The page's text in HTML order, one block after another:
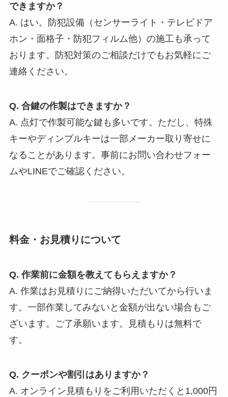
できますか？
A. はい。防犯設備（センサーライト・テレビドア
ホン・面格子・防犯フィルム他）の施工も承って
おります。防犯対策のご相談だけでもお気軽にご
連絡ください。
Q. 合鍵の作製はできますか？
A. 点灯で作製可能な鍵も多いです。ただし、特殊
キーやディンプルキーは一部メーカー取り寄せに
なることがあります。事前にお問い合わせフォー
ムやLINEでご確認ください。
料金・お見積りについて
Q. 作業前に金額を教えてもらえますか？
A. 作業はお見積りにご納得いただいてから行いま
す。一部作業してみないと金額が出ない場合もご
ざいます。ご了承願います。見積もりは無料で
す。
Q. クーポンや割引はありますか？
A. オンライン見積もりをご利用いただくと1,000円